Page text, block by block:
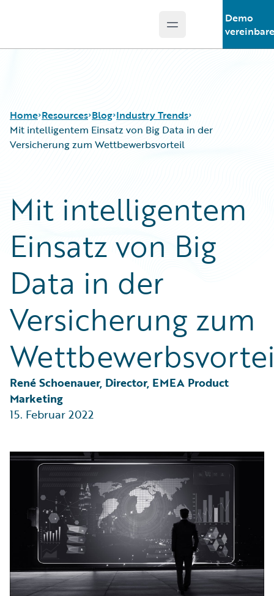
Open main menu
Demo
Home Resources
Podcasts
Blog
Help and Support
Insurance Technology FAQ
Blog
Careers
Customer Viewpoint
Developers
General Interest
Partner Perspective
Technology
Trends
Industry Trends
Mit intelligentem Einsatz von Big Data in der
Versicherung zum Wettbewerbsvorteil
Mit intelligentem
Einsatz von Big
Data in der
Versicherung zum
René Schoenauer, Director, EMEA Product
Marketing
15. Februar 2022